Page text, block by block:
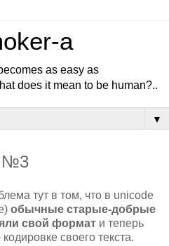
а
as easy as
does it mean to be human?..
▼
№3
тут в том, что в unicode
обычные старые-добрые
свой формат и теперь
своего текста.